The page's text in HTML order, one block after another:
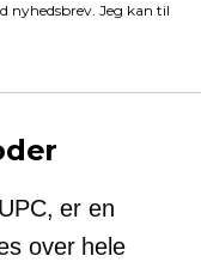
nyhedsbrev. Jeg kan til
er en
over hele